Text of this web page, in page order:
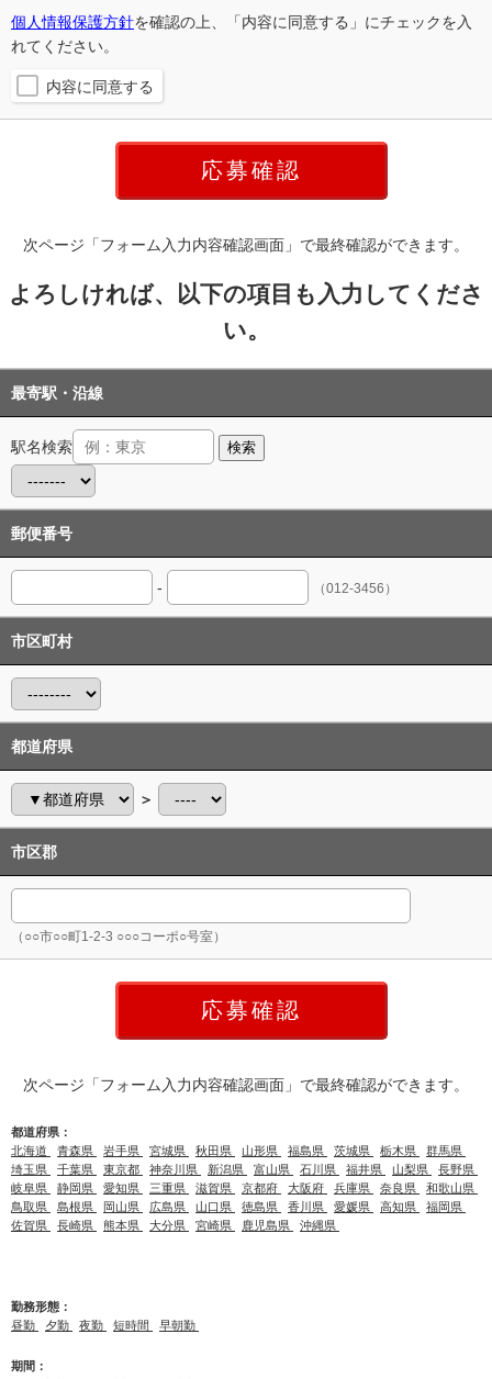
個人情報保護方針を確認の上、「内容に同意する」にチェックを入
れてください。
内容に同意する
次ページ「フォーム入力内容確認画面」で最終確認ができます。
よろしければ、以下の項目も入力してくださ
い。
最寄駅・沿線
駅名検索 検索
郵便番号
- （012-3456）
市区町村
都道府県
＞
市区郡
（○○市○○町1-2-3 ○○○コーポ○号室）
次ページ「フォーム入力内容確認画面」で最終確認ができます。
都道府県：
北海道
青森県 岩手県 宮城県 秋田県 山形県 福島県 茨城県 栃木県
群馬県
埼玉県
千葉県 東京都 神奈川県 新潟県 富山県 石川県 福井県 山梨県
長野県
岐阜県
静岡県 愛知県 三重県 滋賀県 京都府 大阪府 兵庫県 奈良県
和歌山県
鳥取県
島根県 岡山県 広島県 山口県 徳島県 香川県 愛媛県 高知県
福岡県
佐賀県
長崎県 熊本県 大分県 宮崎県 鹿児島県 沖縄県
勤務形態：
昼勤
夕勤 夜勤 短時間 早朝勤
期間：